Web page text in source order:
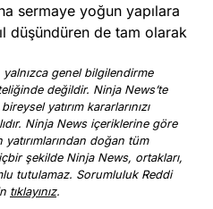
sermaye yoğun yapılara
düşündüren de tam olarak
genel bilgilendirme
değildir. Ninja News’te
yatırım kararlarınızı
Ninja News içeriklerine göre
yatırımlarından doğan tüm
şekilde Ninja News, ortakları,
tutulamaz. Sorumluluk Reddi
tıklayınız.